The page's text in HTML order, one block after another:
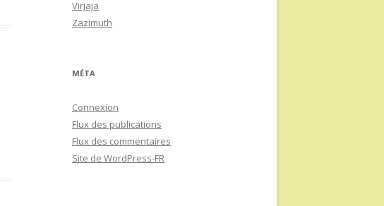
Virjaja
Zazimuth
MÉTA
Connexion
Flux des publications
Flux des commentaires
Site de WordPress-FR